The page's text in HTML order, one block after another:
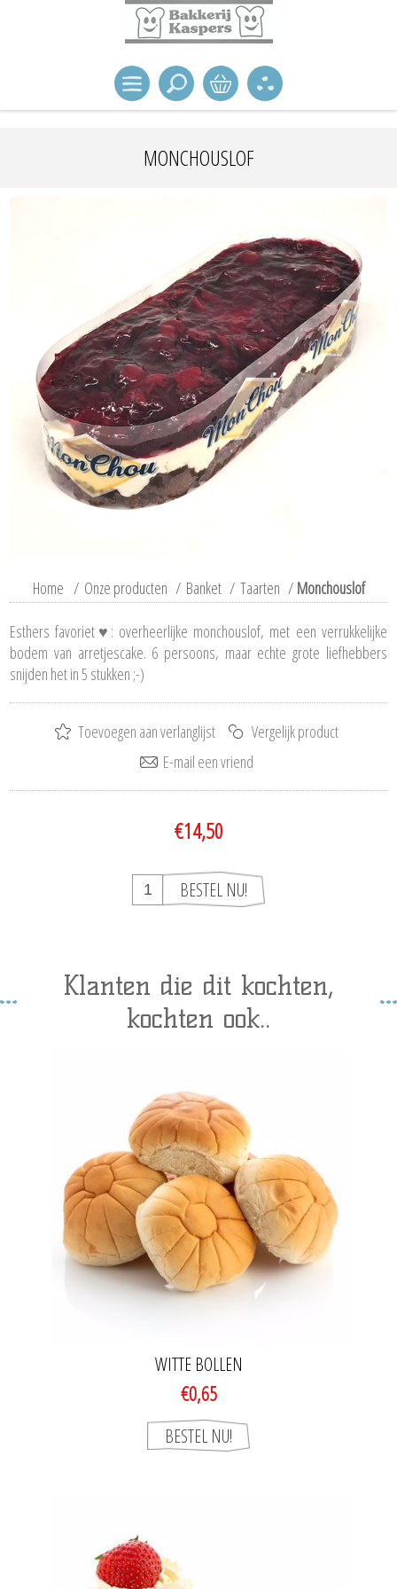
MONCHOUSLOF
Home / Onze producten / Banket / Taarten / Monchouslof
Esthers favoriet♥: overheerlijke monchouslof, met een verrukkelijke
bodem van arretjescake. 6 persoons, maar echte grote liefhebbers
snijden het in 5 stukken ;-)
€14,50
Klanten die dit kochten,
kochten ook..
WITTE BOLLEN
€0,65